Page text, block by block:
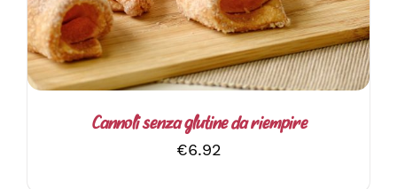
Cannoli senza glutine da riempire
€6.92